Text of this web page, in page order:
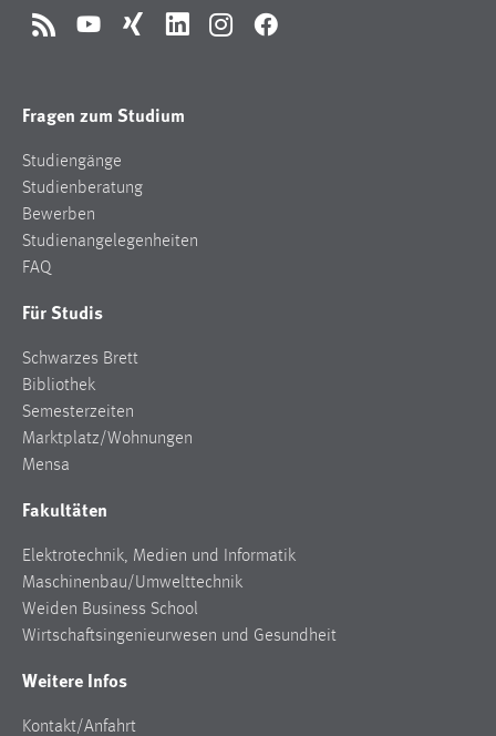
RSS YouTubeXing LinkedInInstagramFacebook
Fragen zum Studium
Studiengänge
Studienberatung
Bewerben
Studienangelegenheiten
FAQ
Für Studis
Schwarzes Brett
Bibliothek
Semesterzeiten
Marktplatz/Wohnungen
Mensa
Fakultäten
Elektrotechnik, Medien und Informatik
Maschinenbau/Umwelttechnik
Weiden Business School
Wirtschaftsingenieurwesen und Gesundheit
Weitere Infos
Kontakt/Anfahrt
hinweg verfolgen.
Name:
Anbieter:
Google Ireland Limited
Zweck:
Cookie Laufzeit:
Facebook Pixel
Name:
Anbieter:
Zweck:
Conversion-Tracking
Cookie Laufzeit: